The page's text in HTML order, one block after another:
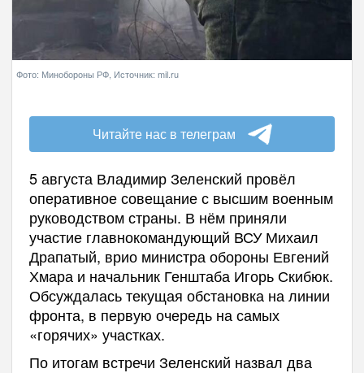
Фото: Минобороны РФ, Источник: mil.ru
Читайте нас в телеграм
5 августа Владимир Зеленский провёл
оперативное совещание с высшим военным
руководством страны. В нём приняли
участие главнокомандующий ВСУ Михаил
Драпатый, врио министра обороны Евгений
Хмара и начальник Генштаба Игорь Скибюк.
Обсуждалась текущая обстановка на линии
фронта, в первую очередь на самых
«горячих» участках.
По итогам встречи Зеленский назвал два